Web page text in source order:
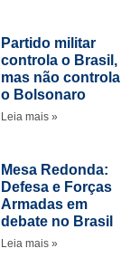
Partido militar
controla o Brasil,
mas não controla
o Bolsonaro
Leia mais »
Mesa Redonda:
Defesa e Forças
Armadas em
debate no Brasil
Leia mais »